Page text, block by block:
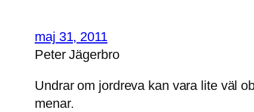
maj 31, 2011
Peter Jägerbro
Undrar om jordreva kan vara lite väl
menar.